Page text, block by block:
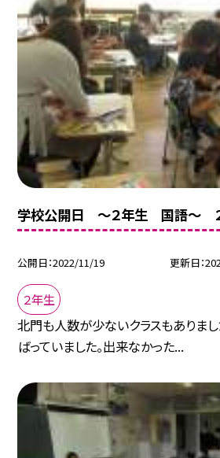
学校公開日 〜２年生 国語〜
公開日 2022/11/19 更新日
２年生
北門も人数が少ないクラスもありま
ばっていました。出来なかった...